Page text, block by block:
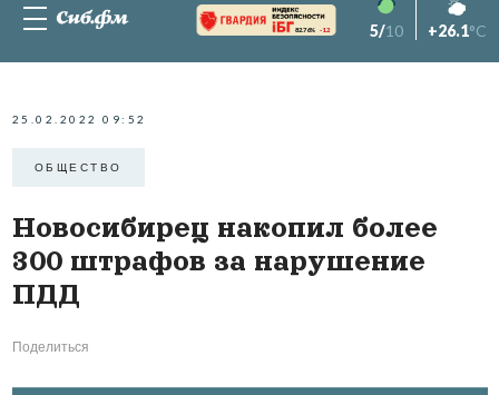
82.76% -1.2 5/10 +26.1°C
25.02.2022 09:52
ОБЩЕСТВО
Новосибирец накопил более
300 штрафов за нарушение
ПДД
Поделиться